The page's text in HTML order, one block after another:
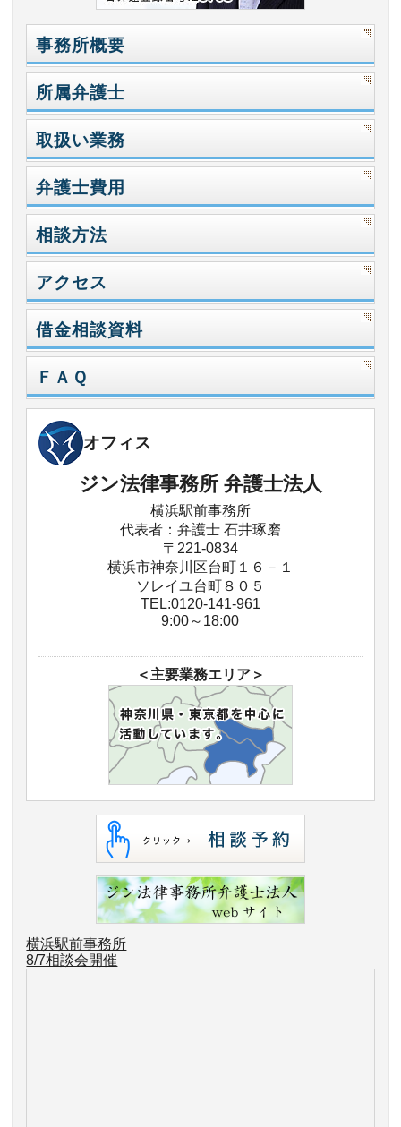
事務所概要
所属弁護士
取扱い業務
弁護士費用
相談方法
アクセス
借金相談資料
ＦＡＱ
オフィス
ジン法律事務所 弁護士法人
横浜駅前事務所
代表者：弁護士 石井琢磨
〒221-0834
横浜市神奈川区台町１６－１
ソレイユ台町８０５
TEL:0120-141-961
9:00～18:00
＜主要業務エリア＞
横浜駅前事務所
8/7相談会開催